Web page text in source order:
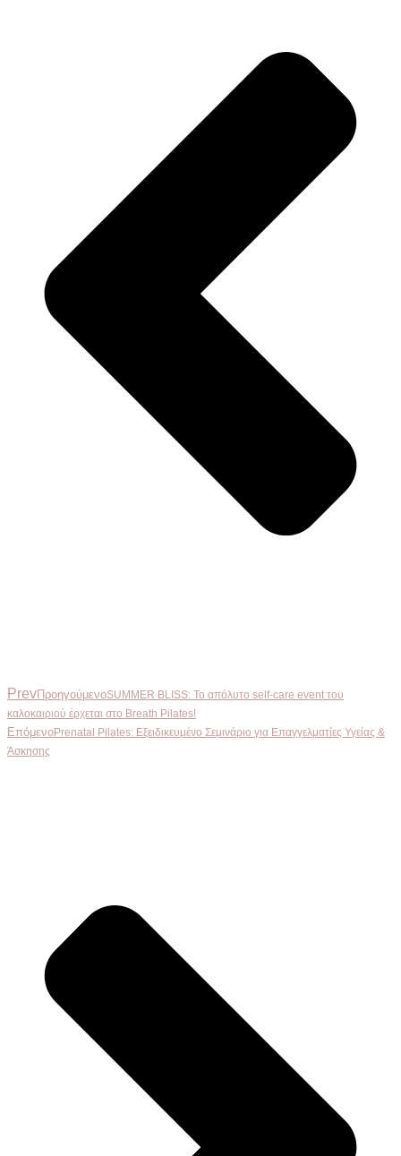
PrevΠροηγούμενοSUMMER BLISS: Το απόλυτο self-care event του
καλοκαιριού έρχεται στο Breath Pilates!
ΕπόμενοPrenatal Pilates: Εξειδικευμένο Σεμινάριο για Επαγγελματίες Υγείας &
Άσκησης